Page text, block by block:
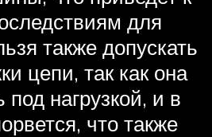
для
также допускать
цепи, так как она
под нагрузкой, и в
что также